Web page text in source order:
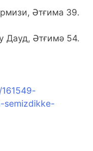
Әтғима 39.
Дауд, Әтғимә 54.
semizdikke-